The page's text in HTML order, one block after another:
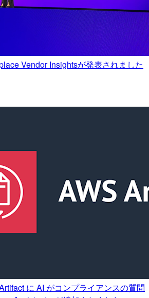
Vendor Insightsが発表されました
に AI がコンプライアンスの質問